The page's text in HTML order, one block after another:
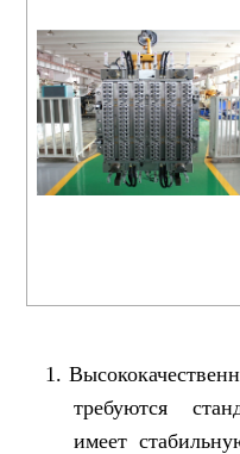
1.
требуются
имеет